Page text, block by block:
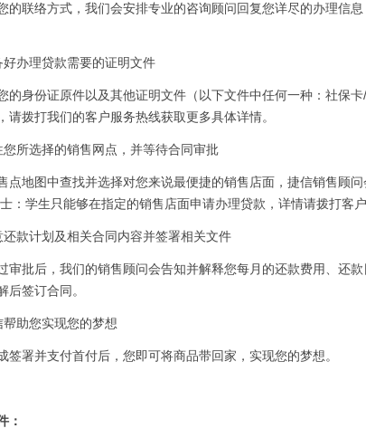
联络方式，我们会安排专业的咨询顾问回复您详尽的办理信
理贷款需要的证明文件
身份证原件以及其他证明文件（以下文件中任何一种：社保卡
请拨打我们的客户服务热线获取更多具体详情。
选择的销售网点，并等待合同审批
地图中查找并选择对您来说最便捷的销售店面，捷信销售顾问
：学生只能够在指定的销售店面申请办理贷款，详情请拨打客
计划及相关合同内容并签署相关文件
批后，我们的销售顾问会告知并解释您每月的还款费用、还款
后签订合同。
助您实现您的梦想
署并支付首付后，您即可将商品带回家，实现您的梦想。